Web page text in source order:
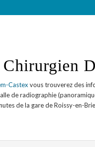
Castex vous trouverez des
de radiographie
de la gare de Roissy-en-